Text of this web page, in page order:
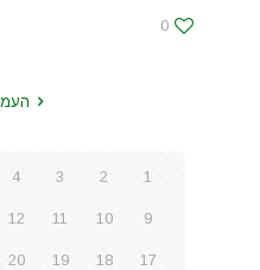
0
1
2
3
4
9
10
11
12
17
18
19
20